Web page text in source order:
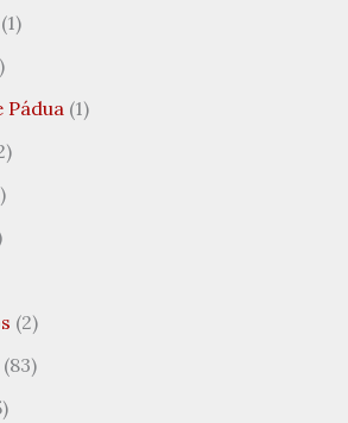
(1)
Pádua(1)
(2)
(83)